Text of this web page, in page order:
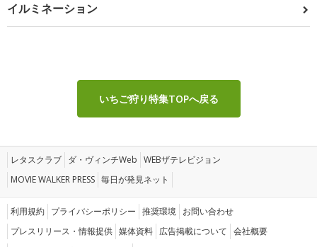
イルミネーション
いちご狩り特集TOPへ戻る
レタスクラブ ダ・ヴィンチWeb WEBザテレビジョン
MOVIE WALKER PRESS 毎日が発見ネット
利用規約 プライバシーポリシー 推奨環境 お問い合わせ
プレスリリース・情報提供 媒体資料 広告掲載について 会社概要